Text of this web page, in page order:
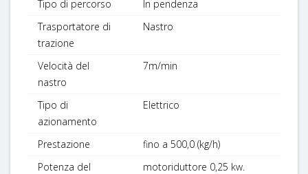
Tipo di percorso
In pendenza
Trasportatore di
trazione
Nastro
Velocità del
nastro
7m/min
Tipo di
azionamento
Elettrico
Prestazione
fino a 500,0 (kg/h)
Potenza del
motoriduttore 0,25 kw.